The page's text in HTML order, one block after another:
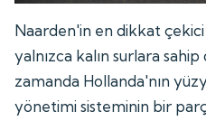
Naarden'in en dikkat
yalnızca kalın surlara sahip
zamanda Hollanda'nın
yönetimi sisteminin bir